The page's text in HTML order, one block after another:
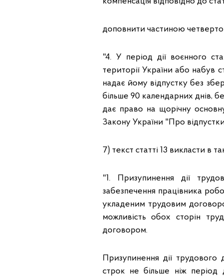
доповнити частиною
"4. У період дії воєнного
території України або набув
надає йому відпустку без
більше 90 календарних днів,
дає право на щорічну
Закону України "Про
7) текст статті 13 викласти в
"1. Призупинення дії
забезпечення працівника
укладеним трудовим
можливість обох сторін
договором.
Призупинення дії трудового
строк не більше ніж період